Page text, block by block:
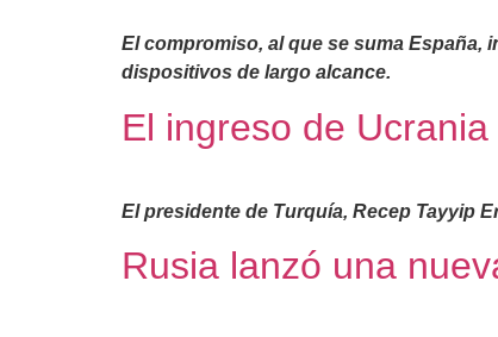
El compromiso, al que se suma España,
dispositivos de largo alcance.
El ingreso de
El presidente de Turquía, Recep Tayyip
Rusia lanzó una